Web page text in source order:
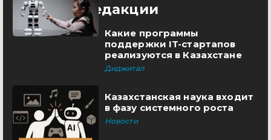
Выбор редакции
Какие программы
поддержки IT-стартапов
реализуются в Казахстане
Диджитал
Казахстанская наука входит
в фазу системного роста
Новости